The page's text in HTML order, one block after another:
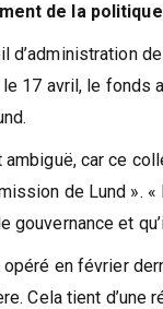
de la
d’administration
17 avril, le fonds
car ce
de Lund ».
gouvernance et
en février
Cela tient